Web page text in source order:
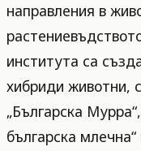
направления в
института са
хибриди животни,
„Българска
българска